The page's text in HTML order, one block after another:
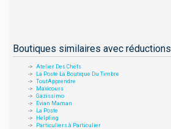
Boutiques similaires avec réductions
Atelier Des Chefs
La Poste La Boutique Du Timbre
ToutApprendre
Maxicours
Gazissimo
Evian Maman
La Poste
Helpling
Particuliers à Particulier